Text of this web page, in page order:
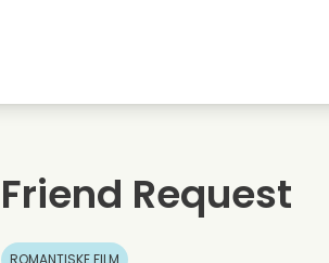
Date film
Romantiske
Friend Request
ROMANTISKE FILM